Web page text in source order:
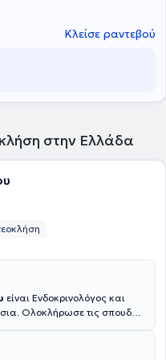
σε σεμινάρια σχετικά με
μέλος του Ιατρικού Συλλόγου
αλλά και της
Κλείσε ραντεβού
στην Ελλάδα
είναι Ενδοκρινολόγος και
Ολοκλήρωσε τις σπουδές
και ερευνητική
Τμήμα της Α’ Παθολογικής